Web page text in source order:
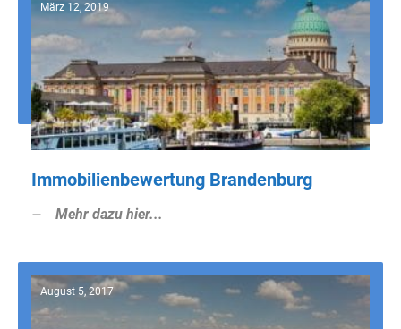
März 12, 2019
Immobilienbewertung Brandenburg
Mehr dazu hier...
August 5, 2017